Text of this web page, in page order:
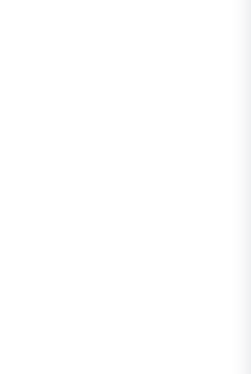
Salling iskasser til 20 kr. - se de